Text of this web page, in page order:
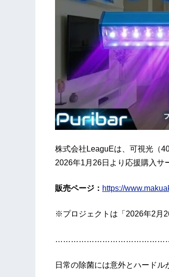
株式会社LeaguEは、可視光（
2026年1月26日より応援購入サ
販売ページ： https://
※プロジェクトは「2026年2月
日常の除菌には意外とハードル